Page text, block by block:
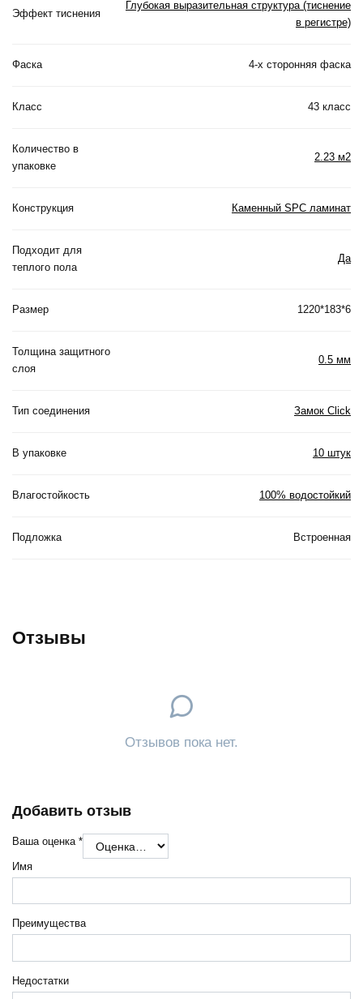
Эффект тиснения
Глубокая выразительная структура (тиснение
в регистре)
Фаска 4-х сторонняя фаска
Класс 43 класс
Количество в
упаковке
2.23 м2
Конструкция Каменный SPC ламинат
Подходит для
теплого пола
Да
Размер 1220*183*6
Толщина защитного
слоя
0.5 мм
Тип соединения Замок Click
В упаковке 10 штук
Влагостойкость 100% водостойкий
Подложка Встроенная
Отзывы
Отзывов пока нет.
Добавить отзыв
Ваша оценка *
Имя
Преимущества
Недостатки